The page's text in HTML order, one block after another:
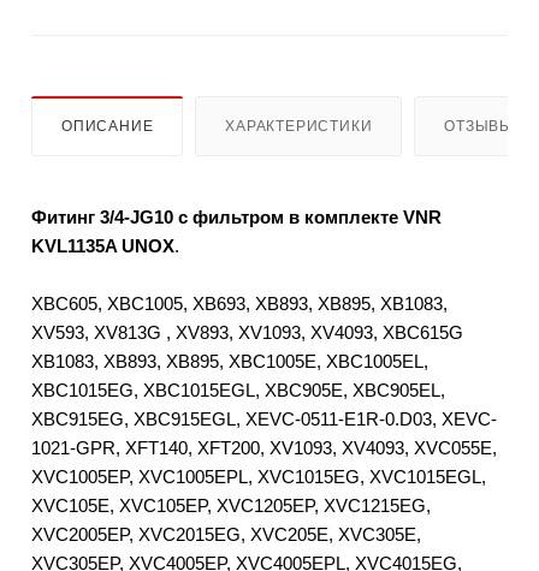
ОПИСАНИЕ ХАРАКТЕРИСТИКИ ОТЗЫВЫ
Фитинг 3/4-JG10 с фильтром в комплекте VNR
KVL1135A UNOX.
XBC605, XBC1005, XB693, XB893, XB895, XB1083,
XV593, XV813G , XV893, XV1093, XV4093, XBC615G
XB1083, XB893, XB895, XBC1005E, XBC1005EL,
XBC1015EG, XBC1015EGL, XBC905E, XBC905EL,
XBC915EG, XBC915EGL, XEVC-0511-E1R-0.D03, XEVC-
1021-GPR, XFT140, XFT200, XV1093, XV4093, XVC055E,
XVC1005EP, XVC1005EPL, XVC1015EG, XVC1015EGL,
XVC105E, XVC105EP, XVC1205EP, XVC1215EG,
XVC2005EP, XVC2015EG, XVC205E, XVC305E,
XVC305EP, XVC4005EP, XVC4005EPL, XVC4015EG,